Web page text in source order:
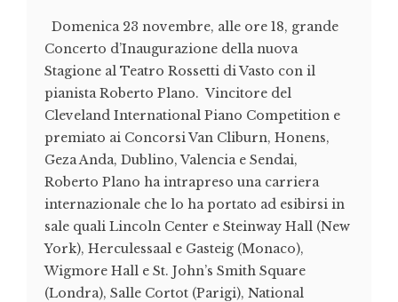
Domenica 23 novembre, alle ore 18, grande
Concerto d’Inaugurazione della nuova
Stagione al Teatro Rossetti di Vasto con il
pianista Roberto Plano. Vincitore del
Cleveland International Piano Competition e
premiato ai Concorsi Van Cliburn, Honens,
Geza Anda, Dublino, Valencia e Sendai,
Roberto Plano ha intrapreso una carriera
internazionale che lo ha portato ad esibirsi in
sale quali Lincoln Center e Steinway Hall (New
York), Herculessaal e Gasteig (Monaco),
Wigmore Hall e St. John’s Smith Square
(Londra), Salle Cortot (Parigi), National